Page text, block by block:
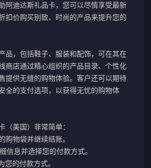
阿迪达斯礼品卡，您可以尽情享受最新
扣价购买别致、时尚的产品来提升您的
品，包括鞋子、服装和配饰，可在其在
商店通过精心组织的产品目录、个性化
提供无缝的购物体验。客户还可以期待
全的支付选项，以获得无忧的购物体
（美国）非常简单：
购物袋并继续结账。
信息并选择您的付款方式。
您的付款方式。